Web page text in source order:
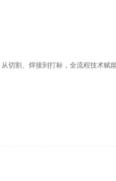
切割、焊接到打标，全流程技术